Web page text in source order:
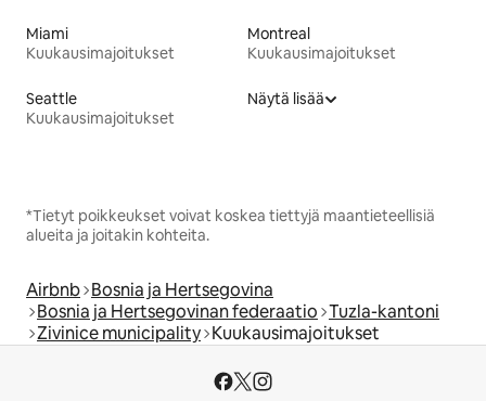
Miami
Kuukausimajoitukset
Montreal
Kuukausimajoitukset
Seattle
Kuukausimajoitukset
Näytä lisää
*Tietyt poikkeukset voivat koskea tiettyjä maantieteellisiä
alueita ja joitakin kohteita.
Airbnb Bosnia ja Hertsegovina
Bosnia ja Hertsegovinan federaatio Tuzla-kantoni
Zivinice municipality Kuukausimajoitukset